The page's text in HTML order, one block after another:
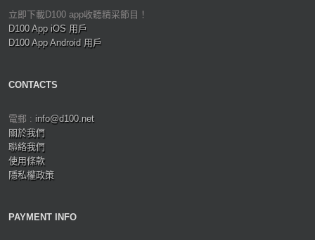
立即下載D100 app收聽精采節目！
D100 App iOS 用戶
D100 App Android 用戶
CONTACTS
電郵 : info@d100.net
關於我們
聯絡我們
使用條款
隱私權政策
PAYMENT INFO